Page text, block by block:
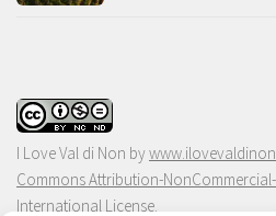
I Love Val di Non by
Commons Attribution-
International License.